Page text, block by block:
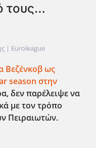
τους…
| Euroleague
Βεζένκοβ ως
season στην
δεν παρέλειψε να
με τον τρόπο
Πειραιωτών.